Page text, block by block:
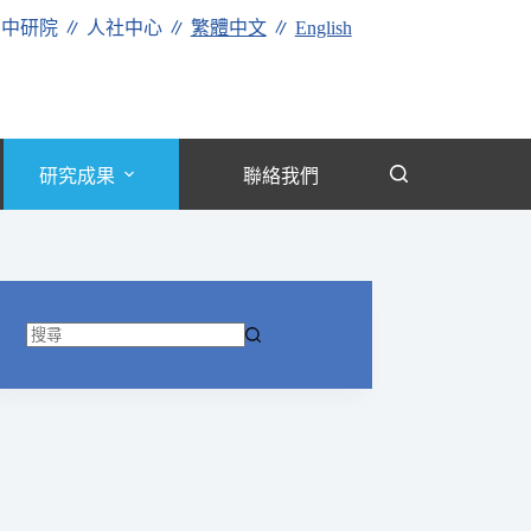
中研院∥ 人社中心∥ 繁體中文∥ English
研究成果 聯絡我們
不